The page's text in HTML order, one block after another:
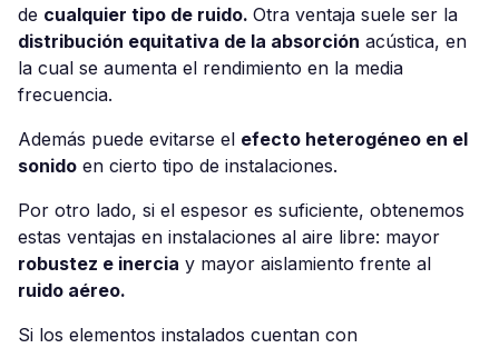
de cualquier tipo de ruido. Otra ventaja suele ser la
distribución equitativa de la absorción acústica, en
la cual se aumenta el rendimiento en la media
frecuencia.
Además puede evitarse el efecto heterogéneo en el
sonido en cierto tipo de instalaciones.
Por otro lado, si el espesor es suficiente, obtenemos
estas ventajas en instalaciones al aire libre: mayor
robustez e inercia y mayor aislamiento frente al
ruido aéreo.
Si los elementos instalados cuentan con